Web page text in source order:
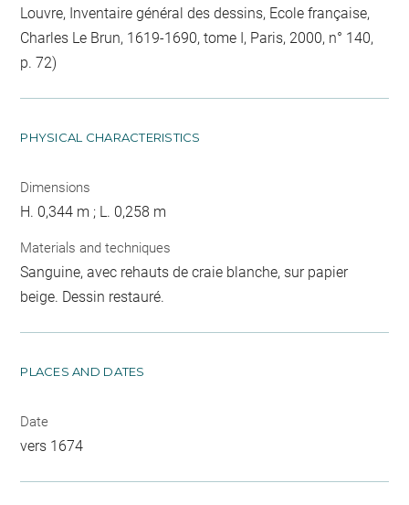
Louvre, Inventaire général des dessins, Ecole française,
Charles Le Brun, 1619-1690, tome I, Paris, 2000, n° 140,
p. 72)
PHYSICAL CHARACTERISTICS
Dimensions
H. 0,344 m ; L. 0,258 m
Materials and techniques
Sanguine, avec rehauts de craie blanche, sur papier
beige. Dessin restauré.
PLACES AND DATES
Date
vers 1674